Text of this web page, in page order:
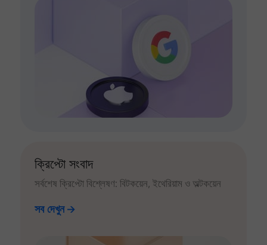
ক্রিপ্টো সংবাদ
সর্বশেষ ক্রিপ্টো বিশ্লেষণ: বিটকয়েন, ইথেরিয়াম ও অল্টকয়েন
সব দেখুন